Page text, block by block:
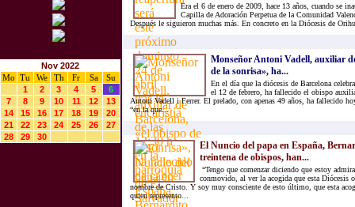
Nov 2022
Mo
Tu We Th Fr Sa
Su
1
2 3 4 5
6
7
8 9 10 11 12
13
14
15 16 17 18 19
20
21
22 23 24 25 26
27
28
29 30
Era el 6 de enero de 2009, hace 13 años, cuando se
Capilla de Adoración Perpetua de la Comunidad
Después le siguieron muchas más. En concreto en la Diócesis de
Monseñor Antoni Vadell, auxiliar
de la sonrisa», ha...
En el día que la diócesis de Barcelona
el 12 de febrero, ha fallecido el obispo
Antoni Vadell i Ferrer. El prelado, con apenas 49 años, ha fallecido
“en la que...
El Nuncio del papa en España,
treintena de obispos, han...
“Tengo que comenzar diciendo que estoy
conmovido, al ver la acogida que esta Diócesis
nombre de Cristo. Y soy muy consciente de esto último, que esta
quien represento...